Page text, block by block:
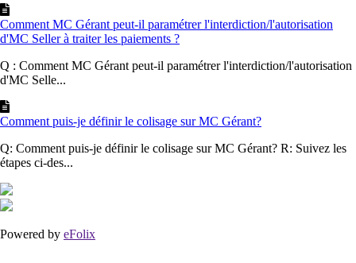
Comment MC Gérant peut-il paramétrer l'interdiction/l'autorisation
d'MC Seller à traiter les paiements ?
Q : Comment MC Gérant peut-il paramétrer l'interdiction/l'autorisation
d'MC Selle...
Comment puis-je définir le colisage sur MC Gérant?
Q: Comment puis-je définir le colisage sur MC Gérant? R: Suivez les
étapes ci-des...
Powered by eFolix